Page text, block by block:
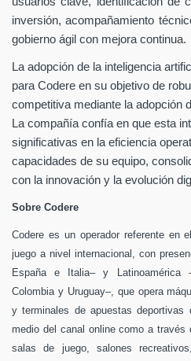
inversión, acompañamiento
gobierno ágil con mejora continua.
La adopción de la inteligencia
para Codere en su objetivo de
competitiva mediante la adopción
La compañía confía en que esta
significativas en la eficiencia
capacidades de su equipo,
con la innovación y la evolución
Sobre Codere
Codere es un operador referente en
juego a nivel internacional, con
España e Italia– y Latinoamérica
Colombia y Uruguay–, que opera
y terminales de apuestas deportivas
medio del canal online como a
salas de juego, salones